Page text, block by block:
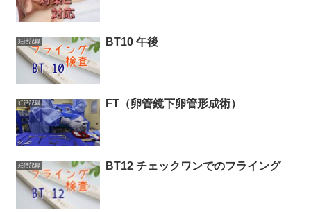
妊活記録 BT10 午後
妊活記録 FT（卵管鏡下卵管形成術）
妊活記録 BT12 チェックワンでのフライング